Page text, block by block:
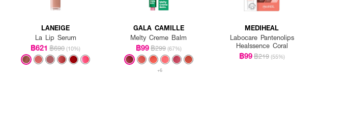
LANEIGE
La Lip Serum
฿621 ฿690 (10%)
GALA CAMILLE
Melty Creme Balm
฿99฿299 (67%)
+6
MEDIHEAL
Labocare Pantenolips
Healssence Coral
฿99฿219 (55%)